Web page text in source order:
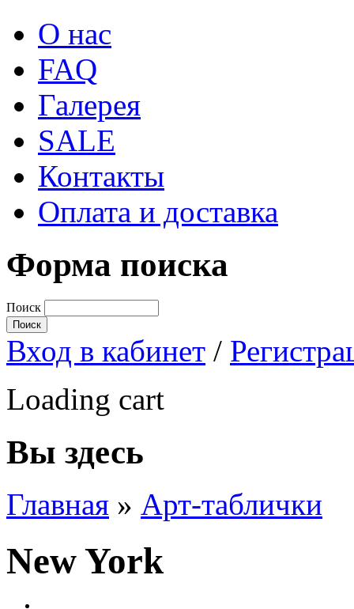
О нас
FAQ
Галерея
SALE
Контакты
Оплата и доставка
Форма поиска
Поиск
Вход в кабинет /
Loading cart
Вы здесь
Главная » Арт-таблички
New York